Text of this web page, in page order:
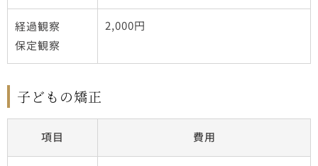
経過観察
保定観察
2,000円
子どもの矯正
項目 費用